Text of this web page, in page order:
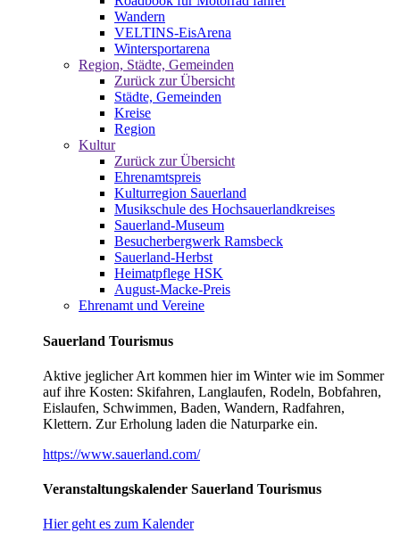
Wandern
VELTINS-EisArena
Wintersportarena
Region, Städte, Gemeinden
Zurück zur Übersicht
Städte, Gemeinden
Kreise
Region
Kultur
Zurück zur Übersicht
Ehrenamtspreis
Kulturregion Sauerland
Musikschule des Hochsauerlandkreises
Sauerland-Museum
Besucherbergwerk Ramsbeck
Sauerland-Herbst
Heimatpflege HSK
August-Macke-Preis
Ehrenamt und Vereine
Sauerland Tourismus
Aktive jeglicher Art kommen hier im Winter wie im Sommer
auf ihre Kosten: Skifahren, Langlaufen, Rodeln, Bobfahren,
Eislaufen, Schwimmen, Baden, Wandern, Radfahren,
Klettern. Zur Erholung laden die Naturparke ein.
https://www.sauerland.com/
Veranstaltungskalender Sauerland Tourismus
Hier geht es zum Kalender